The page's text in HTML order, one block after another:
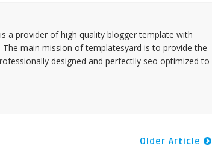
a provider of high quality blogger template with
main mission of templatesyard is to provide the
designed and perfectlly seo optimized to
Older Article